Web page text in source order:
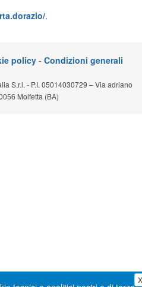
in cloud.
X
policy- Condizioni generali
S.r.l. - P.I. 05014030729 – Via adriano
Molfetta (BA)